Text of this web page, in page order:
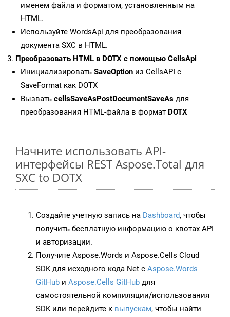
именем файла и форматом, установленным на
HTML.
Используйте WordsApi для преобразования
документа SXC в HTML.
Преобразовать HTML в DOTX с помощью CellsApi
Инициализировать SaveOption из CellsAPI с
SaveFormat как DOTX
Вызвать cellsSaveAsPostDocumentSaveAs для
преобразования HTML-файла в формат DOTX
Начните использовать API-
интерфейсы REST Aspose.Total для
SXC to DOTX
Создайте учетную запись на Dashboard, чтобы
получить бесплатную информацию о квотах API
и авторизации.
Получите Aspose.Words и Aspose.Cells Cloud
SDK для исходного кода Net с Aspose.Words
GitHub и Aspose.Cells GitHub для
самостоятельной компиляции/использования
SDK или перейдите к выпускам, чтобы найти